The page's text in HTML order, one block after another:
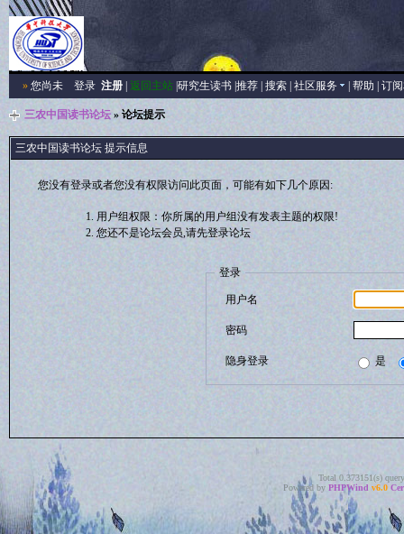
»您尚未 登录 注册| 返回主站| 研究生读书| 推荐| 搜索| 社区服务 帮助 订
三农中国读书论坛» 论坛提示
三农中国读书论坛 提示信息
您没有登录或者您没有权限访问此页面，可能有如下几个原因:
用户组权限：你所属的用户组没有发表主题的权限!
您还不是论坛会员,请先登录论坛
登录
用户名
密码
隐身登录 是
Total 0.373151(s)
Powered by PHPWind v6.0